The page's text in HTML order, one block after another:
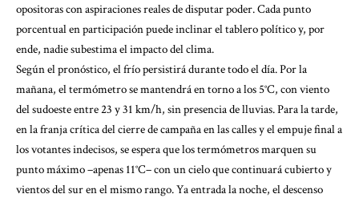
opositoras con aspiraciones reales de disputar poder. Cada punto
porcentual en participación puede inclinar el tablero político y, por
ende, nadie subestima el impacto del clima.
Según el pronóstico, el frío persistirá durante todo el día. Por la
mañana, el termómetro se mantendrá en torno a los 5°C, con viento
del sudoeste entre 23 y 31 km/h, sin presencia de lluvias. Para la tarde,
en la franja crítica del cierre de campaña en las calles y el empuje final a
los votantes indecisos, se espera que los termómetros marquen su
punto máximo –apenas 11°C– con un cielo que continuará cubierto y
vientos del sur en el mismo rango. Ya entrada la noche, el descenso